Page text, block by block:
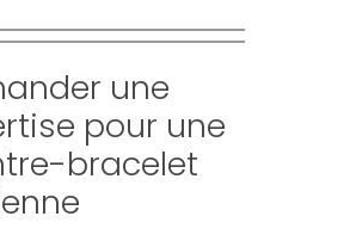
une
pour une
bracelet